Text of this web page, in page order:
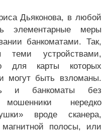
Дьяконова, в любой
элементарные меры
банкоматами. Так,
теми устройствами,
для карты которых
могут быть взломаны.
и банкоматы без
нередко
вроде сканера,
полосы, или